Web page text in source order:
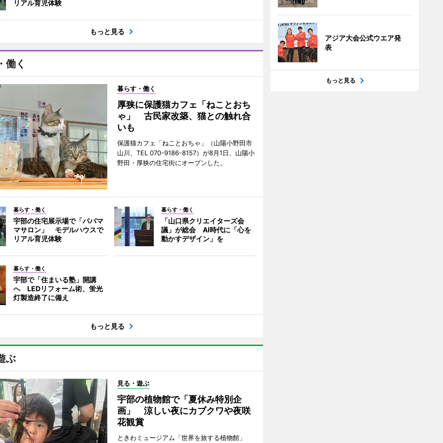
リアル育児体験
もっと見る
働く
暮らす・働く
厚狭に保護猫カフェ「ねことおち
ゃ」 古民家改築、猫との触れ合
いも
保護猫カフェ「ねことおちゃ」（山陽小野田市
山川、TEL 070-9186-8157）が8月1日、山陽小
野田・厚狭の住宅街にオープンした。
暮らす・働く
宇部の住宅展示場で「パパマ
マサロン」 モデルハウスで
リアル育児体験
暮らす・働く
「山口県クリエイターズ会
議」が総会 AI時代に「心を
動かすデザイン」を
暮らす・働く
宇部で「住まいる塾」開講
へ LEDリフォーム術、蛍光
灯製造終了に備え
もっと見る
ぶ
見る・遊ぶ
宇部の植物館で「夏休み特別企
画」 涼しい夜にカブクワや夜咲
花観賞
ときわミュージアム「世界を旅する植物館」
アジア大会公式ウエア発
表
もっと見る